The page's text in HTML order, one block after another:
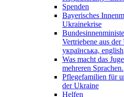
Spenden
Bayerisches
Ukrainekrise
Vertriebene aus
українська, english
Was macht das
mehreren Sprachen.
Pflegefamilien für
der Ukraine
Helfen